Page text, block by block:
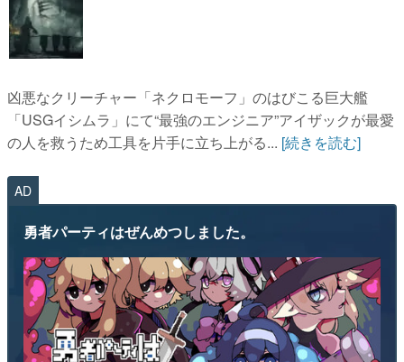
電ファミニコゲーマーとは？
運営：株式会社マレ
凶悪なクリーチャー「ネクロモーフ」のはびこる巨大艦
「USGイシムラ」にて“最強のエンジニア”アイザックが最愛
の人を救うため工具を片手に立ち上がる... [続きを読む]
AD
勇者パーティはぜんめつしました。